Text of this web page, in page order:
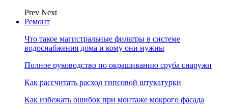
Prev Next
Ремонт
Что такое магистральные фильтры в системе
водоснабжения дома и кому они нужны
Полное руководство по окрашиванию сруба снаружи
Как рассчитать расход гипсовой штукатурки
Как избежать ошибок при монтаже мокрого фасада